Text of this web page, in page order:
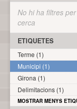
No hi ha filtres
cerca
ETIQUETES
Terme (1)
Municipi (1)
Girona (1)
Delimitacions (1)
MOSTRAR MENYS